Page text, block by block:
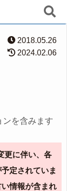
2018.05.26
2024.02.06
ンを含みます
更に伴い、各
定されていま
情報が含まれ